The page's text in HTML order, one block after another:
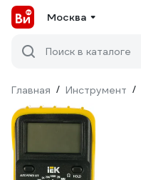
Москва
Поиск в каталоге
Главная / Инструмент /